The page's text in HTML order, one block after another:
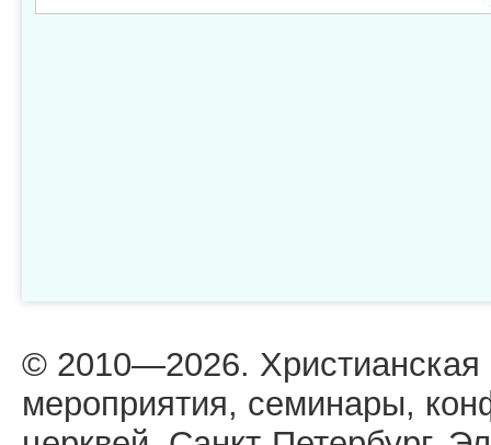
© 2010—2026.
мероприятия, семинары,